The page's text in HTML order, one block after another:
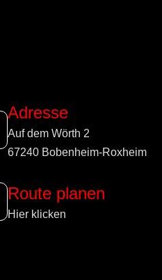
Adresse
Auf dem Wörth 2
67240 Bobenheim-Roxheim
Route planen
Hier klicken